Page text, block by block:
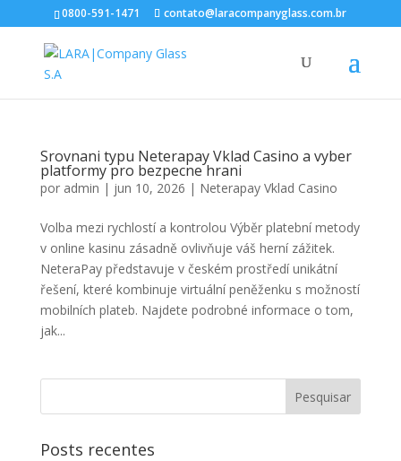
0800-591-1471 contato@laracompanyglass.com.br
Srovnani typu Neterapay Vklad Casino a vyber
platformy pro bezpecne hrani
por admin | jun 10, 2026 | Neterapay Vklad Casino
Volba mezi rychlostí a kontrolou Výběr platební metody
v online kasinu zásadně ovlivňuje váš herní zážitek.
NeteraPay představuje v českém prostředí unikátní
řešení, které kombinuje virtuální peněženku s možností
mobilních plateb. Najdete podrobné informace o tom,
jak...
Posts recentes